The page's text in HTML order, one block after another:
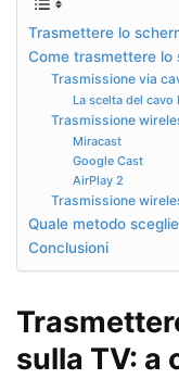
Trasmettere lo
Come trasmettere lo
Trasmissione via
La scelta del cavo
Trasmissione
Miracast
Google Cast
AirPlay 2
Trasmissione
Quale metodo
Conclusioni
sulla TV: a